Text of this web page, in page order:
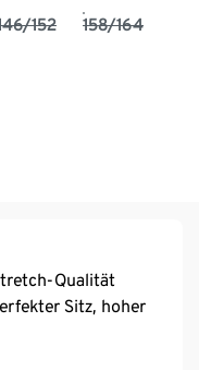
152 158/164
Qualität
Sitz, hoher